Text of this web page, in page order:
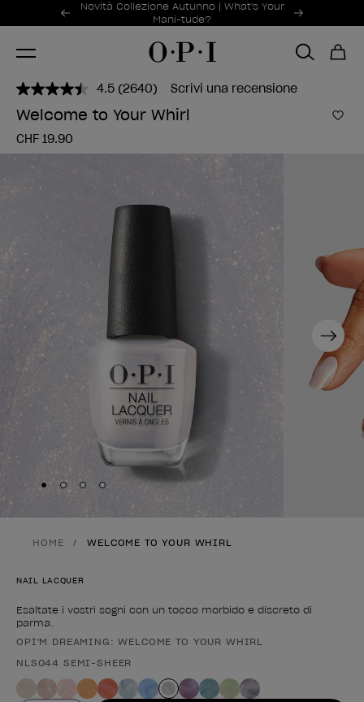
Offerte promozionali
Novità Collezione Autunno | What's Your
Mani-tude?
Item 1 of 2
4.5 Leggi
2640
recensioni.
(2640) Scrivi una recensione
Welcome to Your Whirl
CHF 19.90
Next
Skip to slide
Skip to slide 2
Skip to slide
Skip to slide 4
HOME WELCOME TO YOUR WHIRL
NAIL LACQUER
Esaltate i vostri sogni con un tocco morbido e discreto di
parma.
Forma del prodotto
OPI'M DREAMING: WELCOME TO YOUR WHIRL
NLS044 SEMI-SHEER